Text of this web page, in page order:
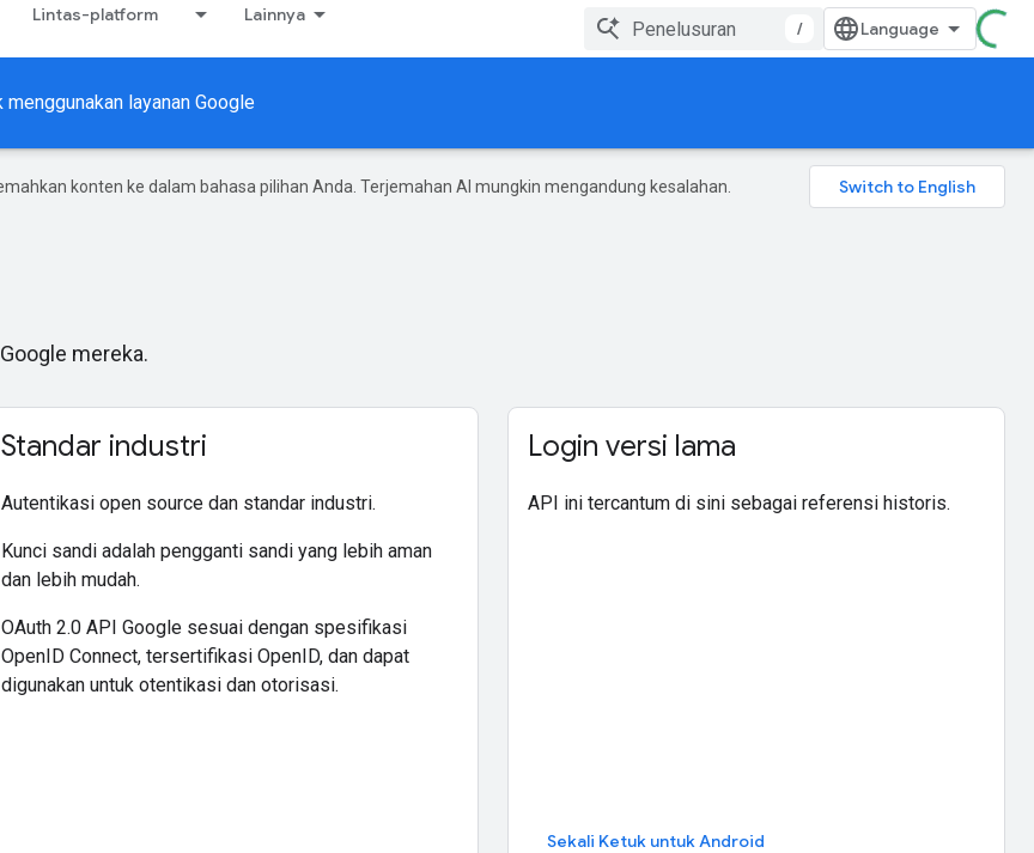
Lintas-platform Lainnya
/
layanan Google
konten ke dalam bahasa pilihan Anda. Terjemahan AI mungkin mengandung kesalahan.
mereka.
Standar industri
Autentikasi open source dan standar industri.
Kunci sandi adalah pengganti sandi yang lebih aman
dan lebih mudah.
OAuth 2.0 API Google sesuai dengan spesifikasi
OpenID Connect, tersertifikasi OpenID, dan dapat
digunakan untuk otentikasi dan otorisasi.
Login versi lama
API ini tercantum di sini sebagai referensi historis.
Sekali Ketuk untuk Android